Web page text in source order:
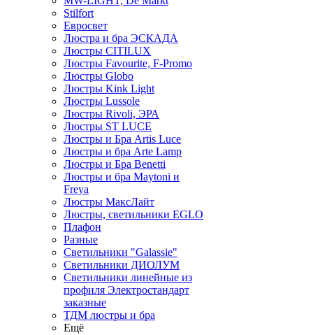
Stilfort
Евросвет
Люстра и бра ЭСКАДА
Люстры CITILUX
Люстры Favourite, F-Promo
Люстры Globo
Люстры Kink Light
Люстры Lussole
Люстры Rivoli, ЭРА
Люстры ST LUCE
Люстры и Бра Artis Luce
Люстры и бра Arte Lamp
Люстры и Бра Benetti
Люстры и бра Maytoni и
Freya
Люстры МаксЛайт
Люстры, светильники EGLO
Плафон
Разные
Светильники "Galassie"
Светильники ДИОЛУМ
Светильники линейные из
профиля Электростандарт
заказные
ТДМ люстры и бра
Ещё